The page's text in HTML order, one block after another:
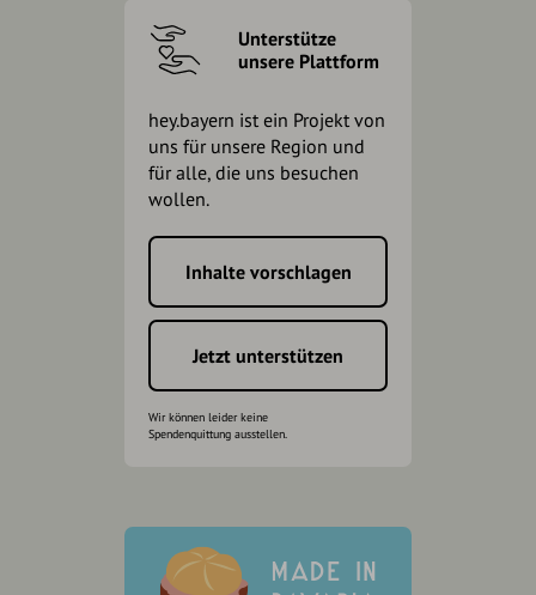
Unterstütze
unsere Plattform
hey.bayern ist ein Projekt von
uns für unsere Region und
für alle, die uns besuchen
wollen.
Inhalte vorschlagen
Jetzt unterstützen
Wir können leider keine
Spendenquittung ausstellen.